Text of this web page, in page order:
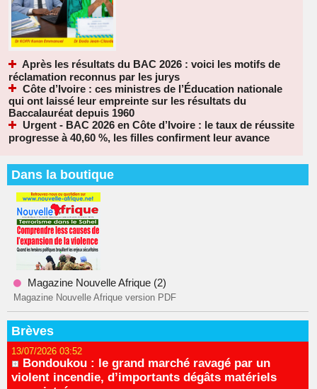
Après les résultats du BAC 2026 : voici les motifs de
réclamation reconnus par les jurys
Côte d’Ivoire : ces ministres de l’Éducation nationale
qui ont laissé leur empreinte sur les résultats du
Baccalauréat depuis 1960
Urgent - BAC 2026 en Côte d’Ivoire : le taux de réussite
progresse à 40,60 %, les filles confirment leur avance
Dans la boutique
Magazine Nouvelle Afrique (2)
Magazine Nouvelle Afrique version PDF
Brèves
13/07/2026 03:52
Bondoukou : le grand marché ravagé par un
violent incendie, d’importants dégâts matériels